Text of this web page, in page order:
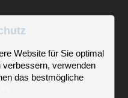
Website für Sie optimal
verbessern, verwenden
das bestmögliche